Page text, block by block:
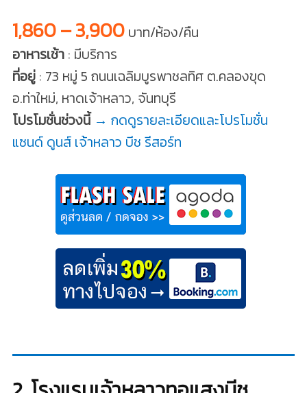
1,860 – 3,900บาท/ห้อง/คืน
อาหารเช้า: มีบริการ
ที่อยู่: 73 หมู่ 5 ถนนเฉลิมบูรพาชลทิศ ต.คลองขุด
อ.ท่าใหม่, หาดเจ้าหลาว, จันทบุรี
โปรโมชั่นช่วงนี้ → กดดูรายละเอียดและโปรโมชั่น
แซนด์ ดูนส์ เจ้าหลาว บีช รีสอร์ท